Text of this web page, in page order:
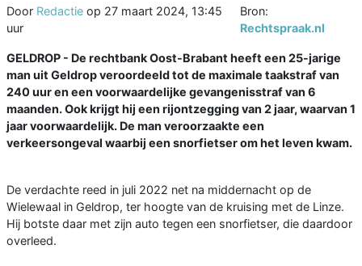
Door Redactie op 27 maart 2024, 13:45
uur
Bron:
Rechtspraak.nl
GELDROP - De rechtbank Oost-Brabant heeft een 25-jarige
man uit Geldrop veroordeeld tot de maximale taakstraf van
240 uur en een voorwaardelijke gevangenisstraf van 6
maanden. Ook krijgt hij een rijontzegging van 2 jaar, waarvan 1
jaar voorwaardelijk. De man veroorzaakte een
verkeersongeval waarbij een snorfietser om het leven kwam.
De verdachte reed in juli 2022 net na middernacht op de
Wielewaal in Geldrop, ter hoogte van de kruising met de Linze.
Hij botste daar met zijn auto tegen een snorfietser, die daardoor
overleed.